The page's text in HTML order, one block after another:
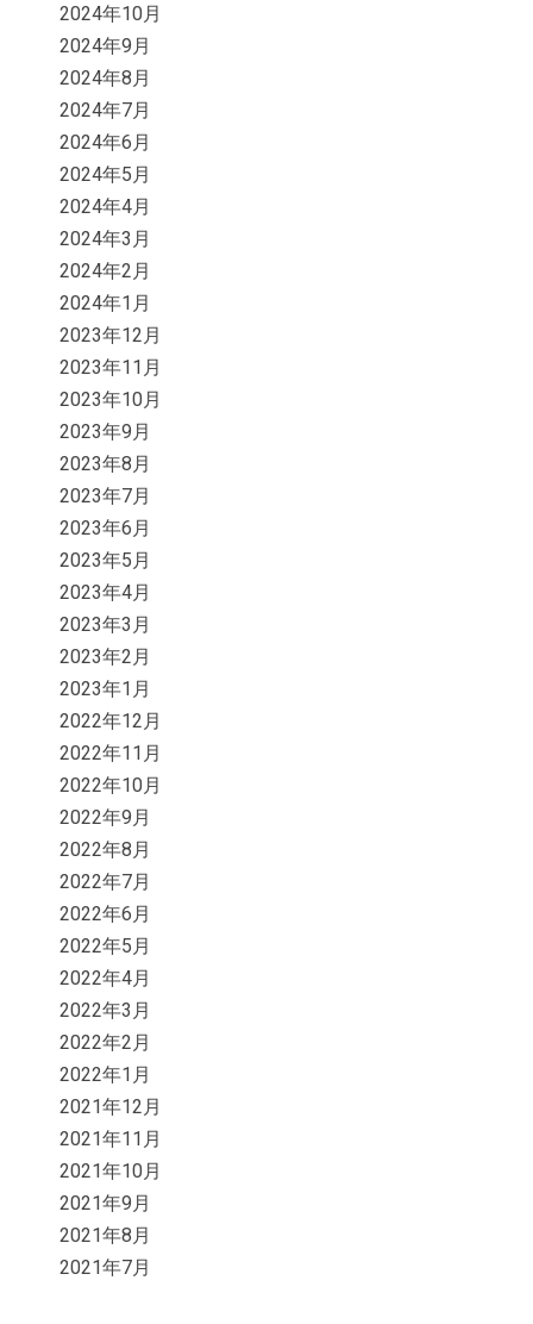
2024年10月
2024年9月
2024年8月
2024年7月
2024年6月
2024年5月
2024年4月
2024年3月
2024年2月
2024年1月
2023年12月
2023年11月
2023年10月
2023年9月
2023年8月
2023年7月
2023年6月
2023年5月
2023年4月
2023年3月
2023年2月
2023年1月
2022年12月
2022年11月
2022年10月
2022年9月
2022年8月
2022年7月
2022年6月
2022年5月
2022年4月
2022年3月
2022年2月
2022年1月
2021年12月
2021年11月
2021年10月
2021年9月
2021年8月
2021年7月